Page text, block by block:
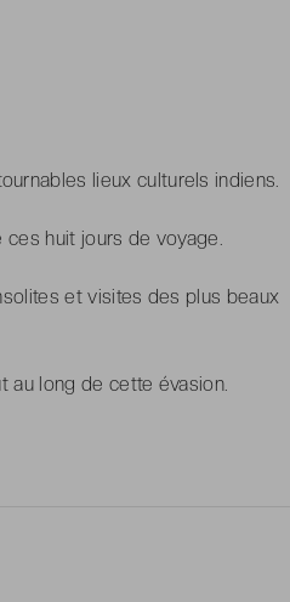
lieux culturels indiens.
huit jours de voyage.
et visites des plus beaux
au long de cette évasion.